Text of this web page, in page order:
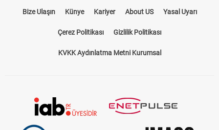
Bize Ulaşın Künye Kariyer About US Yasal Uyarı
Çerez Politikası Gizlilik Politikası
KVKK Aydınlatma Metni Kurumsal